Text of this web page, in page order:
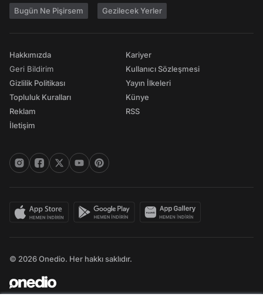
Bugün Ne Pişirsem Gezilecek Yerler
Hakkımızda
Geri Bildirim
Gizlilik Politikası
Topluluk Kuralları
Reklam
İletişim
Kariyer
Kullanıcı Sözleşmesi
Yayın İlkeleri
Künye
RSS
© 2026 Onedio. Her hakkı saklıdır.